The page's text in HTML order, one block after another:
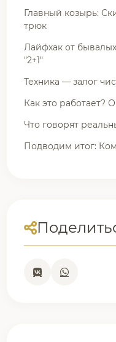
Главный козырь:
трюк
Лайфхак от
"2+1"
Техника — залог
Как это работает?
Что говорят
Подводим итог: